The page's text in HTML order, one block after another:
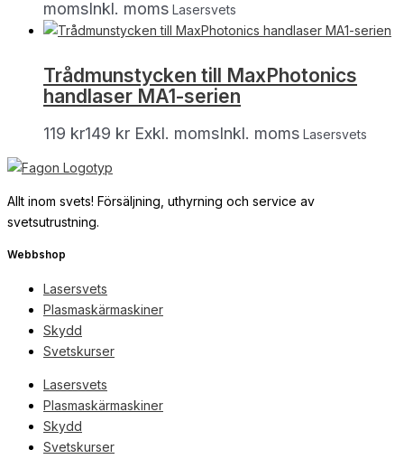
momsInkl. moms Lasersvets
Trådmunstycken till MaxPhotonics
handlaser MA1-serien
119 kr149 kr Exkl. momsInkl. moms Lasersvets
Allt inom svets! Försäljning, uthyrning och service av
svetsutrustning.
Webbshop
Lasersvets
Plasmaskärmaskiner
Skydd
Svetskurser
Lasersvets
Plasmaskärmaskiner
Skydd
Svetskurser